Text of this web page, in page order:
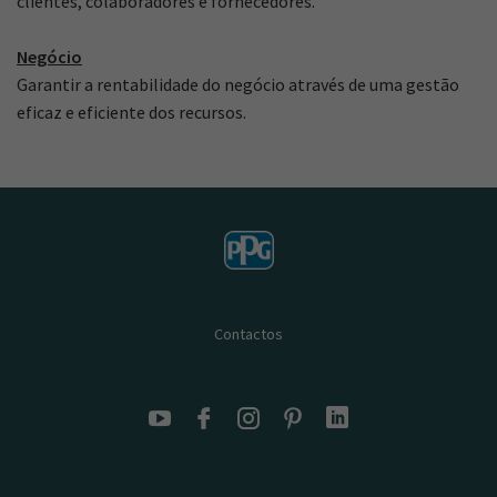
Negócio
Garantir a rentabilidade do negócio através de uma gestão
eficaz e eficiente dos recursos.
Contactos